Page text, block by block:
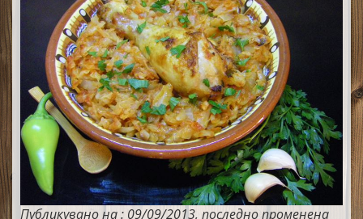
Публикувано на : 09/09/2013, последно променена